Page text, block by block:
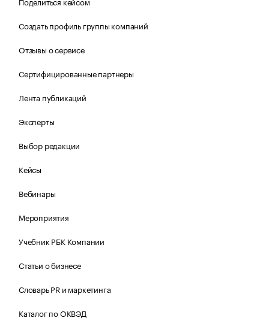
Создать профиль группы компаний
Отзывы о сервисе
Сертифицированные партнеры
Лента публикаций
Эксперты
Выбор редакции
Кейсы
Вебинары
Мероприятия
Учебник РБК Компании
Статьи о бизнесе
Словарь PR и маркетинга
Каталог по ОКВЭД